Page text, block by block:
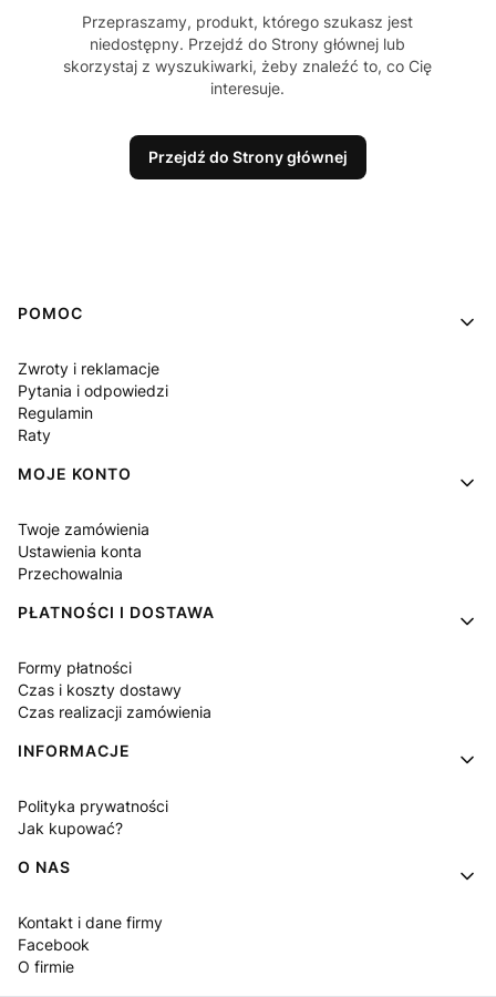
Przepraszamy, produkt, którego szukasz jest
niedostępny. Przejdź do Strony głównej lub
skorzystaj z wyszukiwarki, żeby znaleźć to, co Cię
interesuje.
Przejdź do Strony głównej
Linki w stopce
POMOC
Zwroty i reklamacje
Pytania i odpowiedzi
Regulamin
Raty
MOJE KONTO
Twoje zamówienia
Ustawienia konta
Przechowalnia
PŁATNOŚCI I DOSTAWA
Formy płatności
Czas i koszty dostawy
Czas realizacji zamówienia
INFORMACJE
Polityka prywatności
Jak kupować?
O NAS
Kontakt i dane firmy
Facebook
O firmie